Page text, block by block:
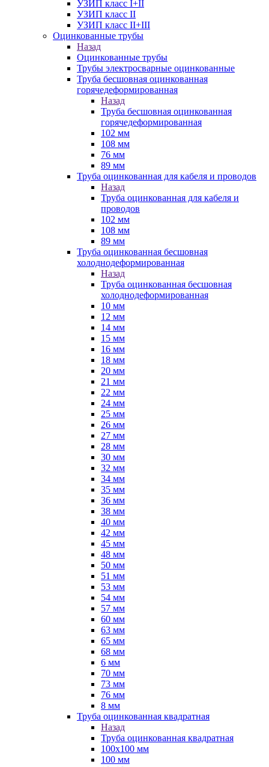
УЗИП класс I+II
УЗИП класс II
УЗИП класс II+III
Оцинкованные трубы
Назад
Оцинкованные трубы
Трубы электросварные оцинкованные
Труба бесшовная оцинкованная
горячедеформированная
Назад
Труба бесшовная оцинкованная
горячедеформированная
102 мм
108 мм
76 мм
89 мм
Труба оцинкованная для кабеля и проводов
Назад
Труба оцинкованная для кабеля и
проводов
102 мм
108 мм
89 мм
Труба оцинкованная бесшовная
холоднодеформированная
Назад
Труба оцинкованная бесшовная
холоднодеформированная
10 мм
12 мм
14 мм
15 мм
16 мм
18 мм
20 мм
21 мм
22 мм
24 мм
25 мм
26 мм
27 мм
28 мм
30 мм
32 мм
34 мм
35 мм
36 мм
38 мм
40 мм
42 мм
45 мм
48 мм
50 мм
51 мм
53 мм
54 мм
57 мм
60 мм
63 мм
65 мм
68 мм
6 мм
70 мм
73 мм
76 мм
8 мм
Труба оцинкованная квадратная
Назад
Труба оцинкованная квадратная
100х100 мм
100 мм